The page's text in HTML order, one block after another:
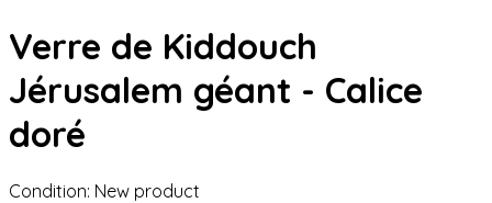
Verre de Kiddouch
Jérusalem géant - Calice
doré
Condition: New product